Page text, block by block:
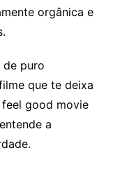
orgânica e
de puro
que te deixa
feel good movie
a